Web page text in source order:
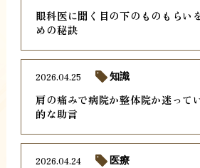
眼科医に聞く目の下のものもらい
めの秘訣
肩の痛みで病院か整体院か迷って
的な助言
2026.04.25 知識
2026.04.24 医療